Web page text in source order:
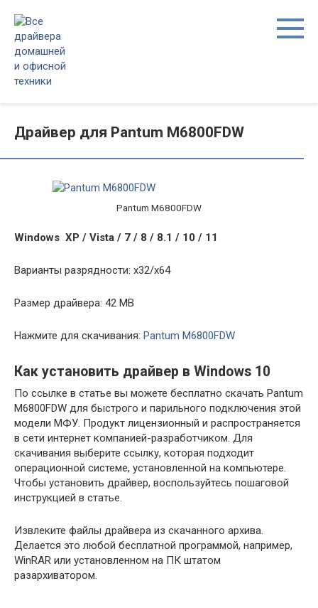
контенту
Драйвер для Pantum M6800FDW
Pantum M6800FDW
Windows XP / Vista / 7 / 8 / 8.1 / 10 / 11
Варианты разрядности: x32/x64
Размер драйвера: 42 MB
Нажмите для скачивания: Pantum M6800FDW
Как установить драйвер в Windows 10
По ссылке в статье вы можете бесплатно скачать Pantum
M6800FDW для быстрого и парильного подключения этой
модели МФУ. Продукт лицензионный и распространяется
в сети интернет компанией-разработчиком. Для
скачивания выберите ссылку, которая подходит
операционной системе, установленной на компьютере.
Чтобы установить драйвер, воспользуйтесь пошаговой
инструкцией в статье.
Извлеките файлы драйвера из скачанного архива.
Делается это любой бесплатной программой, например,
WinRAR или установленном на ПК штатом
разархиватором.